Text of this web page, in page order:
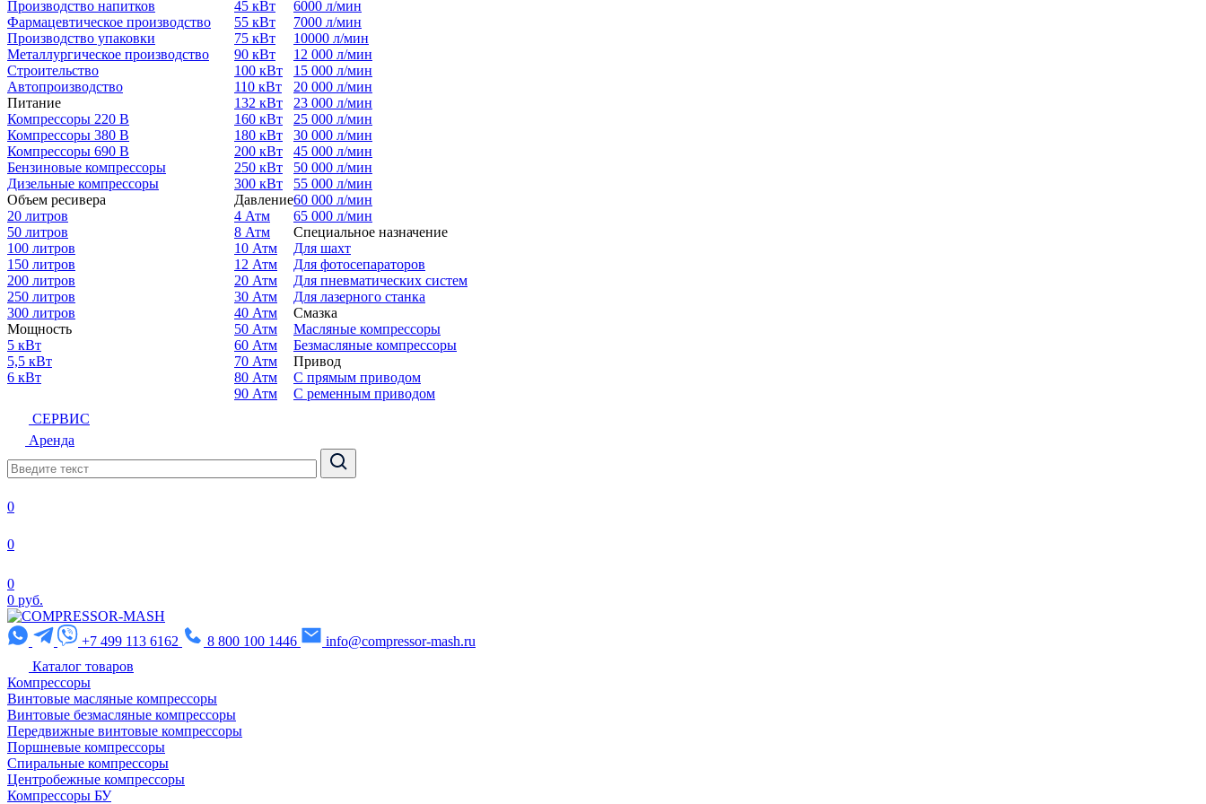
Производство напитков
Фармацевтическое производство
Производство упаковки
Металлургическое производство
Строительство
Автопроизводство
Питание
Компрессоры 220 В
Компрессоры 380 В
Компрессоры 690 В
Бензиновые компрессоры
Дизельные компрессоры
Объем ресивера
20 литров
50 литров
100 литров
150 литров
200 литров
250 литров
300 литров
Мощность
5 кВт
5,5 кВт
6 кВт
45 кВт
55 кВт
75 кВт
90 кВт
100 кВт
110 кВт
132 кВт
160 кВт
180 кВт
200 кВт
250 кВт
300 кВт
Давление
4 Атм
8 Атм
10 Атм
12 Атм
20 Атм
30 Атм
40 Атм
50 Атм
60 Атм
70 Атм
80 Атм
90 Атм
6000 л/мин
7000 л/мин
10000 л/мин
12 000 л/мин
15 000 л/мин
20 000 л/мин
23 000 л/мин
25 000 л/мин
30 000 л/мин
45 000 л/мин
50 000 л/мин
55 000 л/мин
60 000 л/мин
65 000 л/мин
Специальное назначение
Для шахт
Для фотосепараторов
Для пневматических систем
Для лазерного станка
Смазка
Масляные компрессоры
Безмасляные компрессоры
Привод
С прямым приводом
С ременным приводом
СЕРВИС
Аренда
0
0
0
0 руб.
+7 499 113 6162 8 800 100 1446
info@compressor-mash.ru
Каталог товаров
Компрессоры
Винтовые масляные компрессоры
Винтовые безмасляные компрессоры
Передвижные винтовые компрессоры
Поршневые компрессоры
Спиральные компрессоры
Центробежные компрессоры
Компрессоры БУ